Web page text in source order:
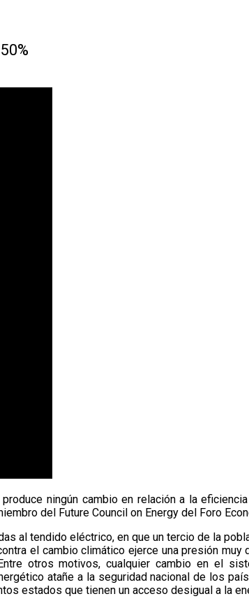
ningún cambio en relación a la
del Future Council on Energy del Foro
al tendido eléctrico, en que un tercio de la
el cambio climático ejerce una presión
otros motivos, cualquier cambio en el
atañe a la seguridad nacional de los
estados que tienen un acceso desigual a la